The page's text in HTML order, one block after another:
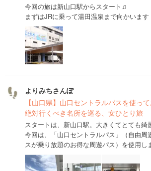
今回の旅は新山口駅からスタート♫
まずはJRに乗って湯田温泉まで向かいます
よりみちさんぽ
【山口県】山口セントラルパスを使っ
絶対行くべき名所を巡る、女ひとり旅
スタートは、新山口駅。大きくてとても綺
今回は、「山口セントラルパス」（自由周
スが乗り放題のお得な周遊パス）を使用し